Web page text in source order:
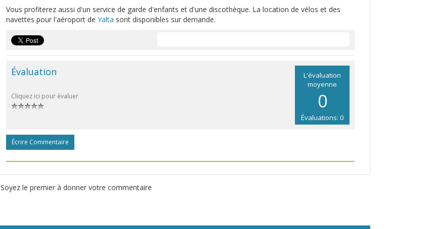
Vous profiterez aussi d'un service de garde d'enfants et d'une discothèque. La location de vélos et des
navettes pour l'aéroport de Yalta sont disponibles sur demande.
L'évaluation
moyenne
0
Évaluations: 0
Évaluation
Cliquez ici pour évaluer
Écrire Commentaire
Soyez le premier à donner votre commentaire